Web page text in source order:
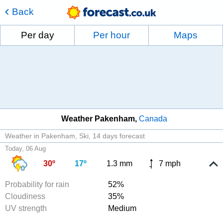
Back
Per day Per hour Maps
Weather Pakenham Canada
Weather in Pakenham, Ski 14 days forecast
Today, 06 Aug
30º 17º 1.3 mm 7 mph
Probability for rain
52%
Cloudiness
35%
UV strength
Medium